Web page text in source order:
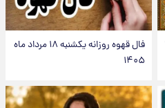
فال قهوه روزانه یکشنبه ۱۸ مرداد ماه
۱۴۰۵